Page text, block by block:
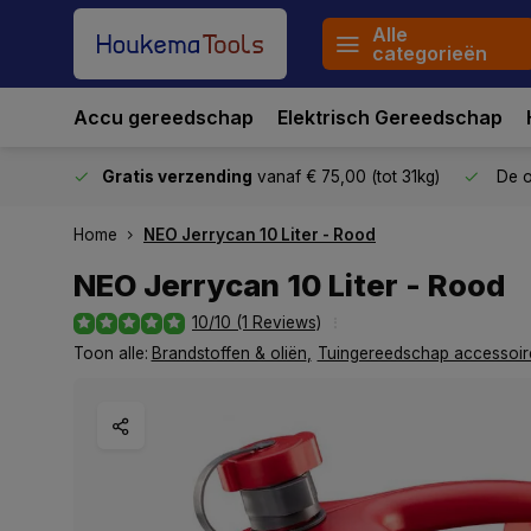
Alle
categorieën
Accu gereedschap Elektrisch Gereedschap
Gratis verzending vanaf € 75,00 (tot 31kg) De
Home NEO Jerrycan 10 Liter - Rood
NEO Jerrycan 10 Liter - Rood
10/10 (1 Reviews)
Toon alle: Brandstoffen & oliën Tuingereedschap